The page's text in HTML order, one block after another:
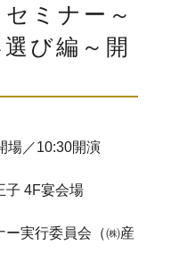
ミナー～
び編～開
場／10:30開演
子 4F宴会場
ー実行委員会（㈱産